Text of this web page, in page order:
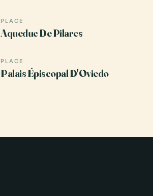
PLACE
Aqueduc De Pilares
PLACE
Palais Épiscopal D'Oviedo